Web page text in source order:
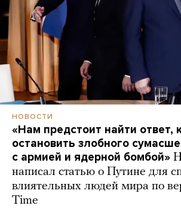
НОВОСТИ
«Нам предстоит найти ответ,
остановить злобного
с армией и ядерной бомбой»
написал статью о Путине для
влиятельных людей мира по
Time